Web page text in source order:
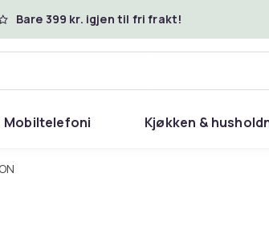
Bare 399 kr. igjen til fri frakt!
Mobiltelefoni Kjøkken &